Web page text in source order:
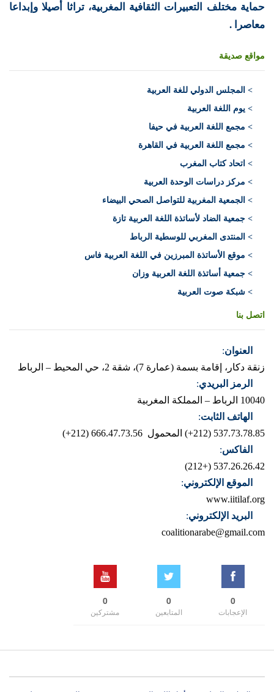
حماية مختلف التعبيرات الثقافية المغربية، تراثا أصيلا وإبداعا
معاصرا .
مواقع صديقة
> المجلس الدولي للغة العربية
> يوم اللغة العربية
> مجمع اللغة العربية في حيفا
> مجمع اللغة العربية في القاهرة
> اتحاد كتاب المغرب
> مركز دراسات الوحدة العربية
> الجمعية المغربية للتواصل الصحي البيضاء
> جمعية الضاد لأساتذة اللغة العربية تازة
> المنتدى المغربي للوسطية الرباط
> موقع الأساتذة المبرزين في اللغة العربية فاس
> جمعية أساتذة اللغة العربية وزان
> شبكة صوت العربية
اتصل بنا
العنوان:
زنقة دكار، إقامة بسمة (عمارة 7)، شقة 2، حي المحيط – الرباط
الرمز البريدي:
10040 الرباط – المملكة المغربية
الهاتف الثابت:
537.73.78.85 (212+)
المحمول 666.47.73.56 (212+)
الفاكس:
537.26.26.42 (+212)
الموقع الإلكتروني:
www.iitilaf.org
البريد الإلكتروني:
coalitionarabe@gmail.com
0
الإعجابات
0
المتابعين
0
مشتركين